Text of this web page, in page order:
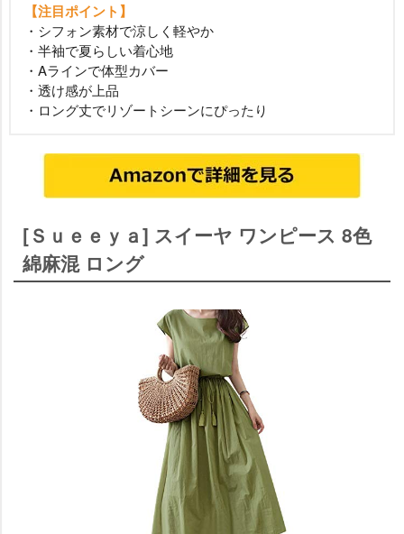
【注目ポイント】
・シフォン素材で涼しく軽やか
・半袖で夏らしい着心地
・Aラインで体型カバー
・透け感が上品
・ロング丈でリゾートシーンにぴったり
[Ｓｕｅｅｙａ] スイーヤ ワンピース 8色
綿麻混 ロング